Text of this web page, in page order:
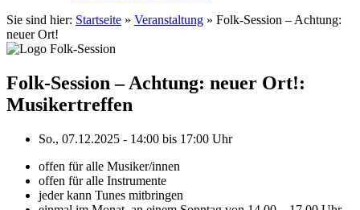
Sie sind hier: Startseite » Veranstaltung » Folk-Session – Achtung:
neuer Ort!
Folk-Session – Achtung: neuer Ort!:
Musikertreffen
So., 07.12.2025 - 14:00 bis 17:00 Uhr
offen für alle Musiker/innen
offen für alle Instrumente
jeder kann Tunes mitbringen